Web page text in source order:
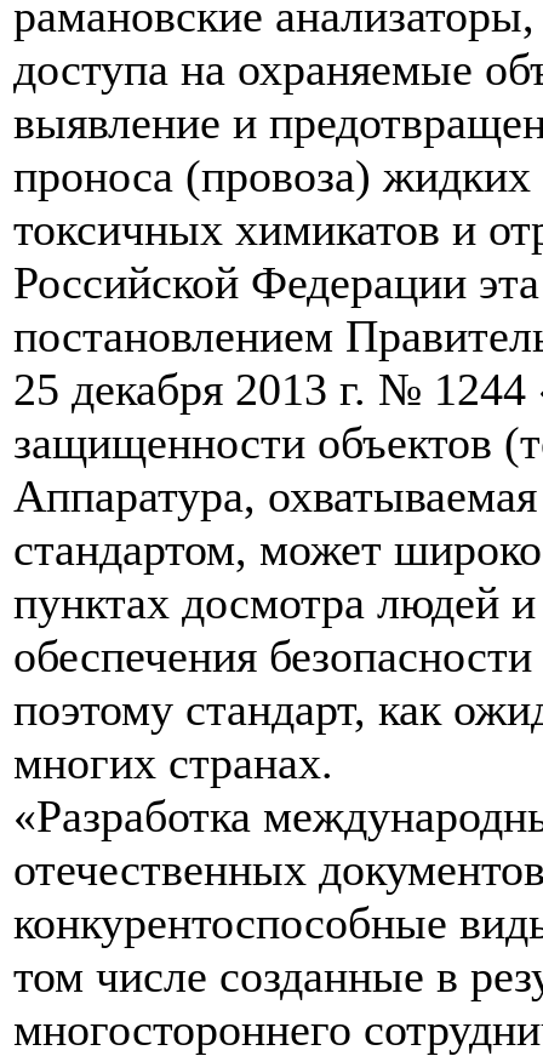
рамановские
доступа на охраняемые
выявление и
проноса (провоза)
токсичных химикатов и
Российской Федерации
постановлением
25 декабря 2013 г. № 1244
защищенности объектов
Аппаратура,
стандартом, может
пунктах досмотра людей
обеспечения
поэтому стандарт, как
многих странах.
«Разработка
отечественных
конкурентоспособные
том числе созданные в
многостороннего